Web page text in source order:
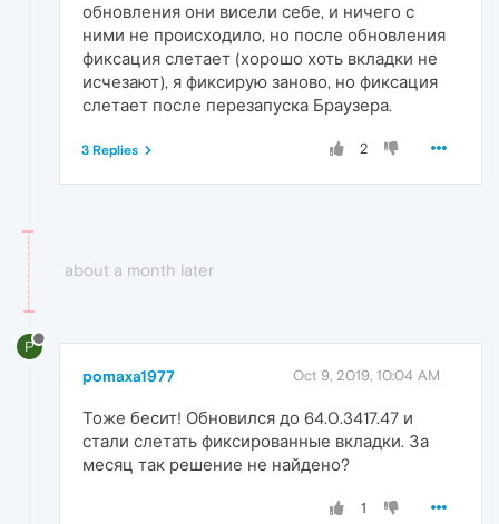
обновления они висели себе, и ничего с
ними не происходило, но после обновления
фиксация слетает (хорошо хоть вкладки не
исчезают), я фиксирую заново, но фиксация
слетает после перезапуска Браузера.
2
3 Replies
about a month later
P
pomaxa1977 Oct 9, 2019, 10:04 AM
Тоже бесит! Обновился до 64.0.3417.47 и
стали слетать фиксированные вкладки. За
месяц так решение не найдено?
1